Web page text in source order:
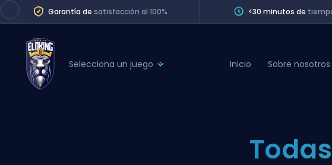
Garantía de satisfacción al 100% <30 minutos de
Selecciona un juego
Division Boost
Inicio Sobre nosotros